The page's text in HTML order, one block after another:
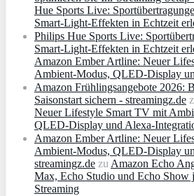
Hue Sports Live:
Smart‑Light‑Effekten in Echtzeit
Philips Hue Sports Live:
Smart‑Light‑Effekten in Echtzeit
Amazon Ember Artline: Neuer
Ambient‑Modus, QLED‑Display
Amazon Frühlingsangebote 2026:
Saisonstart sichern - streamingz.de
Neuer Lifestyle Smart TV mit
QLED‑Display und
Amazon Ember Artline: Neuer
Ambient‑Modus, QLED‑Display
streamingz.de zu Amazon Echo
Max, Echo Studio und Echo Show
Streaming